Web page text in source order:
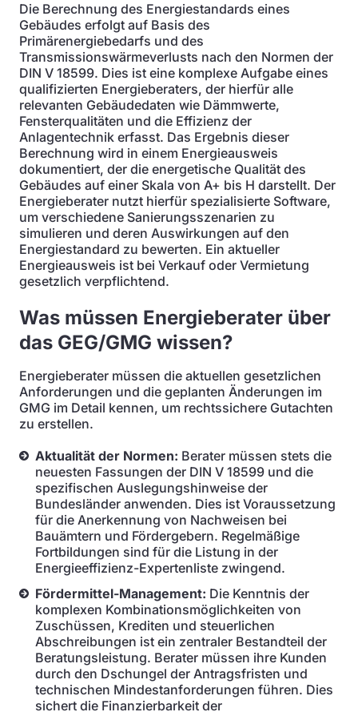
Die Berechnung des Energiestandards eines
Gebäudes erfolgt auf Basis des
Primärenergiebedarfs und des
Transmissionswärmeverlusts nach den Normen der
DIN V 18599. Dies ist eine komplexe Aufgabe eines
qualifizierten Energieberaters, der hierfür alle
relevanten Gebäudedaten wie Dämmwerte,
Fensterqualitäten und die Effizienz der
Anlagentechnik erfasst. Das Ergebnis dieser
Berechnung wird in einem Energieausweis
dokumentiert, der die energetische Qualität des
Gebäudes auf einer Skala von A+ bis H darstellt. Der
Energieberater nutzt hierfür spezialisierte Software,
um verschiedene Sanierungsszenarien zu
simulieren und deren Auswirkungen auf den
Energiestandard zu bewerten. Ein aktueller
Energieausweis ist bei Verkauf oder Vermietung
gesetzlich verpflichtend.
Was müssen Energieberater über
das GEG/GMG wissen?
Energieberater müssen die aktuellen gesetzlichen
Anforderungen und die geplanten Änderungen im
GMG im Detail kennen, um rechtssichere Gutachten
zu erstellen.
Aktualität der Normen: Berater müssen stets die
neuesten Fassungen der DIN V 18599 und die
spezifischen Auslegungshinweise der
Bundesländer anwenden. Dies ist Voraussetzung
für die Anerkennung von Nachweisen bei
Bauämtern und Fördergebern. Regelmäßige
Fortbildungen sind für die Listung in der
Energieeffizienz-Expertenliste zwingend.
Fördermittel-Management: Die Kenntnis der
komplexen Kombinationsmöglichkeiten von
Zuschüssen, Krediten und steuerlichen
Abschreibungen ist ein zentraler Bestandteil der
Beratungsleistung. Berater müssen ihre Kunden
durch den Dschungel der Antragsfristen und
technischen Mindestanforderungen führen. Dies
sichert die Finanzierbarkeit der